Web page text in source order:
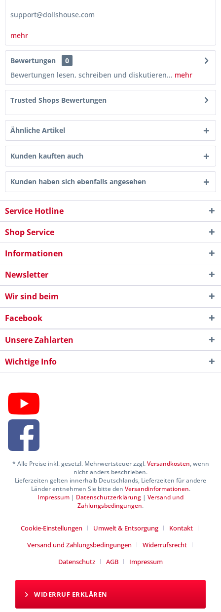
support@dollshouse.com
mehr
Bewertungen
0
Bewertungen lesen, schreiben und diskutieren... mehr
Trusted Shops Bewertungen
Ähnliche Artikel
Kunden kauften auch
Kunden haben sich ebenfalls angesehen
Service Hotline
Shop Service
Informationen
Newsletter
Wir sind beim
Facebook
Unsere Zahlarten
Wichtige Info
* Alle Preise inkl. gesetzl. Mehrwertsteuer zzgl.Versandkosten, wenn
nicht anders beschrieben.
Lieferzeiten gelten innerhalb Deutschlands, Lieferzeiten für andere
Länder entnehmen Sie bitte den Versandinformationen.
Impressum | Datenschutzerklärung | Versand und
Zahlungsbedingungen.
Cookie-Einstellungen Umwelt & Entsorgung
Kontakt
Versand und Zahlungsbedingungen
Widerrufsrecht
Datenschutz
AGB Impressum
WIDERRUF ERKLÄREN